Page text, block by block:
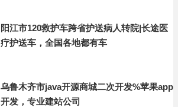
阳江市120救护车跨省护送病人转院|长途医
疗护送车，全国各地都有车
乌鲁木齐市java开源商城二次开发%苹果app
开发，专业建站公司